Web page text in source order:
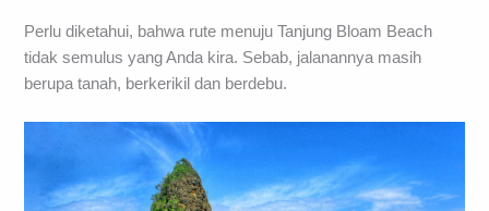
Perlu diketahui, bahwa rute menuju Tanjung Bloam Beach
tidak semulus yang Anda kira. Sebab, jalanannya masih
berupa tanah, berkerikil dan berdebu.